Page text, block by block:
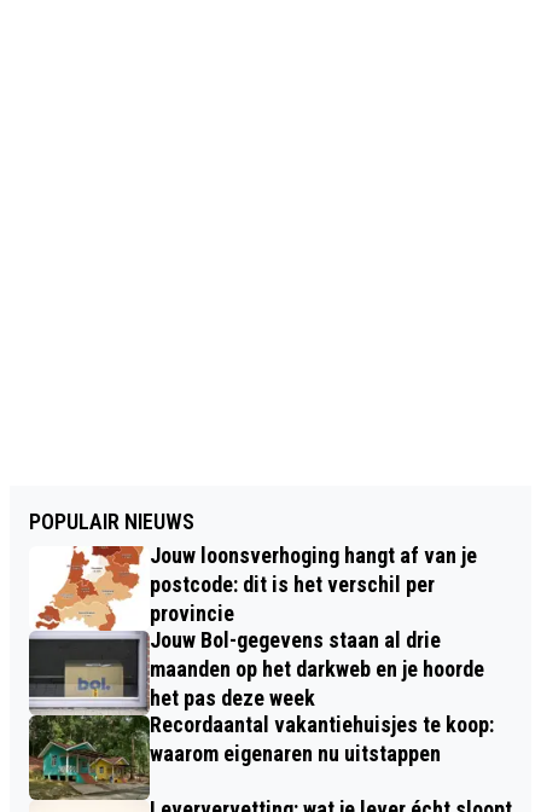
POPULAIR NIEUWS
Jouw loonsverhoging hangt af van je
postcode: dit is het verschil per
provincie
Jouw Bol-gegevens staan al drie
maanden op het darkweb en je hoorde
het pas deze week
Recordaantal vakantiehuisjes te koop:
waarom eigenaren nu uitstappen